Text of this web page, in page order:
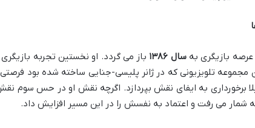
بازیگری بهسال ۱۳۸۶ باز می گردد. او نخستین تجربه
تلویزیونی که در ژانر پلیسی-جنایی ساخته شده بود فرصتی
برخورداری به ایفای نقش بپردازد. اگرچه نقش او در حس سوم
شمار می رفت و اعتماد به نفسش را در این مسیر افزایش داد.